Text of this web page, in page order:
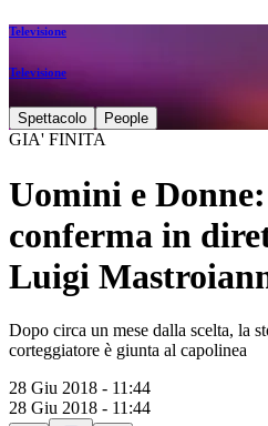
Televisione
Televisione
Spettacolo People
GIA' FINITA
Uomini e
conferma in
Luigi
Dopo circa un mese dalla scelta, la
corteggiatore è giunta al capolinea
28 Giu 2018 - 11:44
28 Giu 2018 - 11:44